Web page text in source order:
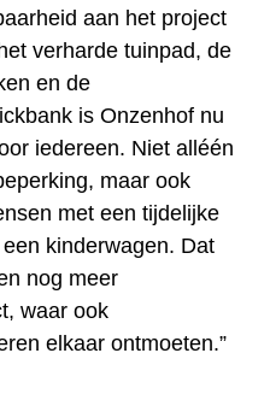
aan het project
verharde tuinpad, de
en de
is Onzenhof nu
iedereen. Niet alléén
maar ook
met een tijdelijke
kinderwagen. Dat
nog meer
waar ook
elkaar ontmoeten.”